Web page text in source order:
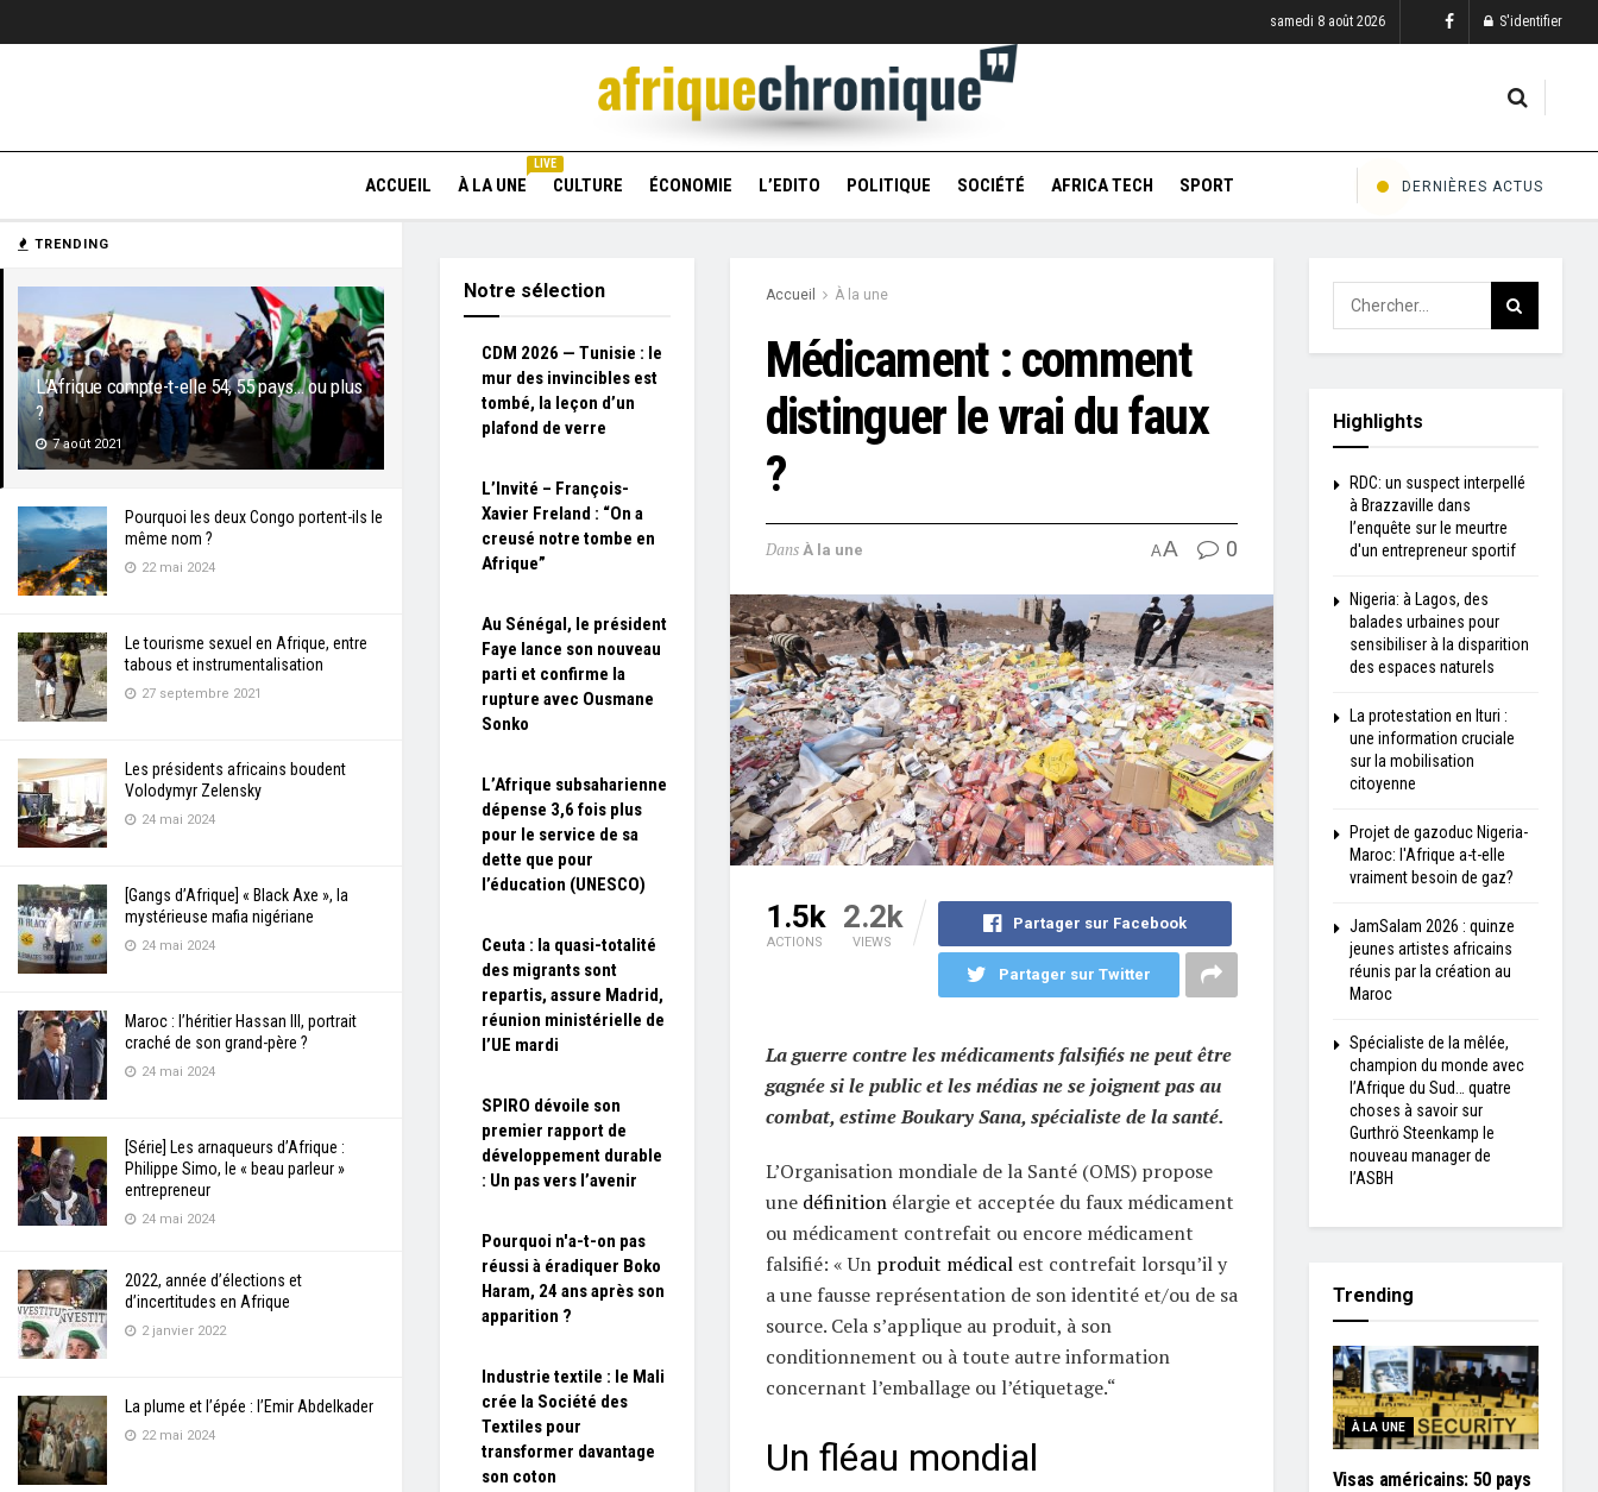
TRENDING
L’Afrique compte-t-elle 54, 55 pays… ou plus
?
7 août 2021
Pourquoi les deux Congo portent-ils le
même nom ?
22 mai 2024
Le tourisme sexuel en Afrique, entre
tabous et instrumentalisation
27 septembre 2021
Les présidents africains boudent
Volodymyr Zelensky
24 mai 2024
[Gangs d’Afrique] « Black Axe », la
mystérieuse mafia nigériane
24 mai 2024
Maroc : l’héritier Hassan III, portrait
craché de son grand-père ?
24 mai 2024
[Série] Les arnaqueurs d’Afrique :
Philippe Simo, le « beau parleur »
entrepreneur
24 mai 2024
2022, année d’élections et
d’incertitudes en Afrique
2 janvier 2022
La plume et l’épée : l’Emir Abdelkader
22 mai 2024
samedi 8 août 2026 S'identifier
ACCUEIL À LA UNE
LIVE
CULTURE ÉCONOMIE L’EDITO POLITIQUE SOCIÉTÉ AFRICA TECH SPORT DERNIÈRES ACTUS
Accueil À la une
Médicament : comment
distinguer le vrai du faux
?
Dans À la une AA 0
1.5k
ACTIONS
2.2k
VIEWS
Partager sur Facebook
Partager sur Twitter
La guerre contre les médicaments falsifiés ne peut être
gagnée si le public et les médias ne se joignent pas au
combat, estimeBoukary Sana, spécialiste de la santé.
L’Organisation mondiale de la Santé (OMS) propose
une définitionélargie et acceptée du faux médicament
ou médicament contrefait ou encore médicament
falsifié: « Un produit médicalest contrefait lorsqu’il y
a une fausse représentation de son identité et/ou de sa
source. Cela s’applique au produit, à son
conditionnement ou à toute autre information
concernant l’emballage ou l’étiquetage.“
Un fléau mondial
Notre sélection
CDM 2026 — Tunisie : le
mur des invincibles est
tombé, la leçon d’un
plafond de verre
L’Invité – François-
Xavier Freland : “On a
creusé notre tombe en
Afrique”
Au Sénégal, le président
Faye lance son nouveau
parti et confirme la
rupture avec Ousmane
Sonko
L’Afrique subsaharienne
dépense 3,6 fois plus
pour le service de sa
dette que pour
l’éducation (UNESCO)
Ceuta : la quasi-totalité
des migrants sont
repartis, assure Madrid,
réunion ministérielle de
l’UE mardi
SPIRO dévoile son
premier rapport de
développement durable
: Un pas vers l’avenir
Pourquoi n'a-t-on pas
réussi à éradiquer Boko
Haram, 24 ans après son
apparition ?
Industrie textile : le Mali
crée la Société des
Textiles pour
transformer davantage
son coton
Highlights
RDC: un suspect interpellé
à Brazzaville dans
l’enquête sur le meurtre
d'un entrepreneur sportif
Nigeria: à Lagos, des
balades urbaines pour
sensibiliser à la disparition
des espaces naturels
La protestation en Ituri :
une information cruciale
sur la mobilisation
citoyenne
Projet de gazoduc Nigeria-
Maroc: l'Afrique a-t-elle
vraiment besoin de gaz?
JamSalam 2026 : quinze
jeunes artistes africains
réunis par la création au
Maroc
Spécialiste de la mêlée,
champion du monde avec
l’Afrique du Sud… quatre
choses à savoir sur
Gurthrö Steenkamp le
nouveau manager de
l’ASBH
Trending
À LA UNE
Visas américains: 50 pays